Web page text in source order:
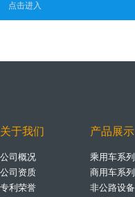
点击进入
关于我们
公司概况
公司资质
专利荣誉
产品展示
乘用车系列
商用车系列
非公路设备